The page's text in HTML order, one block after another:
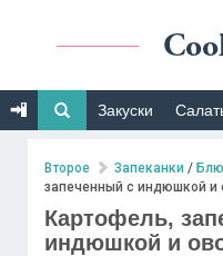
Закуски
Второе Запеканки /
запеченный с индюшкой
Картофель,
индюшкой и